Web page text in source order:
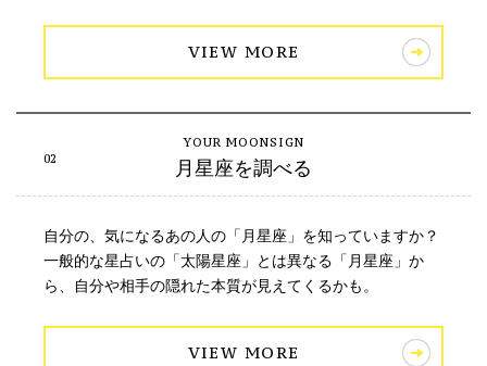
VIEW MORE
月星座を調べる
自分の、気になるあの人の「月星座」を知っていますか？
一般的な星占いの「太陽星座」とは異なる「月星座」か
ら、自分や相手の隠れた本質が見えてくるかも。
VIEW MORE